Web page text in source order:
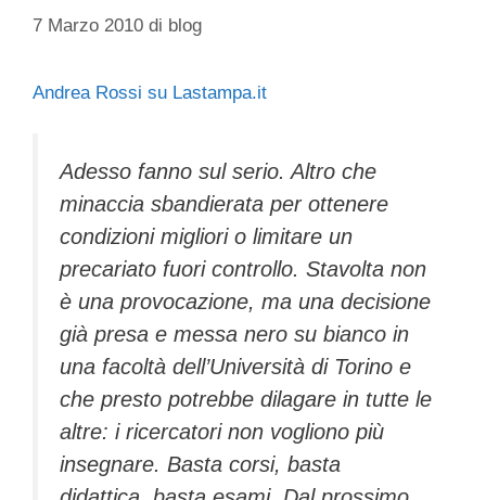
7 Marzo 2010 di blog
Andrea Rossi su Lastampa.it
Adesso fanno sul serio. Altro che
minaccia sbandierata per ottenere
condizioni migliori o limitare un
precariato fuori controllo. Stavolta non
è una provocazione, ma una decisione
già presa e messa nero su bianco in
una facoltà dell’Università di Torino e
che presto potrebbe dilagare in tutte le
altre: i ricercatori non vogliono più
insegnare. Basta corsi, basta